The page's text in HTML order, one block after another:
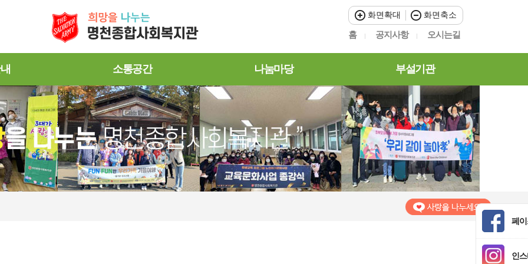
화면확대 화면축소
홈 공지사항 오시는길
소통공간 나눔마당 부설기관
페
인